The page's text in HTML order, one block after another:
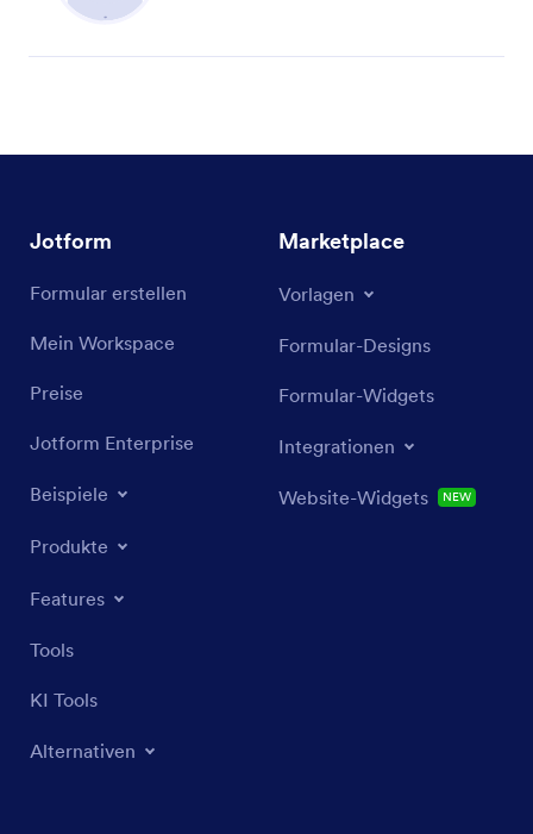
Jotform
Formular erstellen
Mein Workspace
Preise
Jotform Enterprise
Beispiele
Produkte
Features
Tools
KI Tools
Alternativen
Marketplace
Vorlagen
Formular-Designs
Formular-Widgets
Integrationen
Website-Widgets NEW